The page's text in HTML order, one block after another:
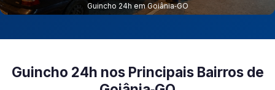
Guincho 24h em Goiânia‑GO
Guincho 24h nos Principais Bairros de